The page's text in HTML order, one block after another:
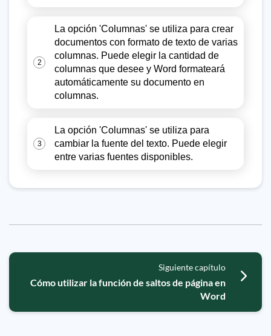
2
La opción 'Columnas' se utiliza para crear
documentos con formato de texto de varias
columnas. Puede elegir la cantidad de
columnas que desee y Word formateará
automáticamente su documento en
columnas.
3
La opción 'Columnas' se utiliza para
cambiar la fuente del texto. Puede elegir
entre varias fuentes disponibles.
Siguiente capítulo
Cómo utilizar la función de saltos de página en
Word